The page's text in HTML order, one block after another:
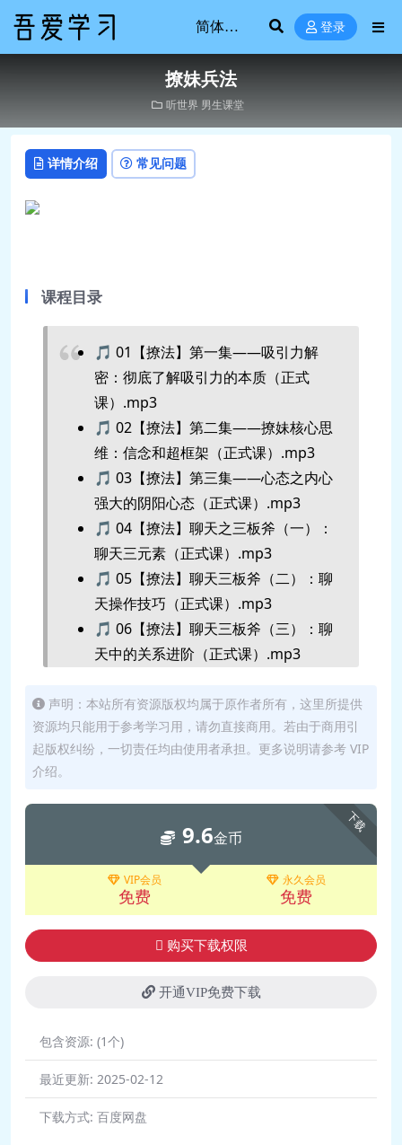
登录
撩妹兵法
听世界 男生课堂
详情介绍 常见问题
课程目录
🎵 01【撩法】第一集——吸引力解
密：彻底了解吸引力的本质（正式
课）.mp3
🎵 02【撩法】第二集——撩妹核心思
维：信念和超框架（正式课）.mp3
🎵 03【撩法】第三集——心态之内心
强大的阴阳心态（正式课）.mp3
🎵 04【撩法】聊天之三板斧（一）：
聊天三元素（正式课）.mp3
🎵 05【撩法】聊天三板斧（二）：聊
天操作技巧（正式课）.mp3
🎵 06【撩法】聊天三板斧（三）：聊
天中的关系进阶（正式课）.mp3
式课）.mp3
🎵 08【撩法】如何通过讲故事让女生
产生感觉（正式课）.mp3
约会 第一弹（正式课）.mp3
🎵 10【撩法】约会4部曲（二）：约会
🎵 11【撩法】约会4部曲（三）：如何
和女生升高关系（正式课）.mp3
🎵 12【撩法】约会4部曲（四）：约会
时如何营造良好的氛围（正式
课）.mp3
🎵 14茶话会：微信聊天吸引女生.mp3
🎵 15茶话会：为什么你还没脱单＋答
疑.mp3
声明：本站所有资源版权均属于原作者所有，这里所提供
资源均只能用于参考学习用，请勿直接商用。若由于商用引
起版权纠纷，一切责任均由使用者承担。更多说明请参考 VIP
介绍。
下载
9.6金币
VIP会员
免费
永久会员
免费
购买下载权限
开通VIP免费下载
包含资源: (1个)
最近更新: 2025-02-12
下载方式: 百度网盘